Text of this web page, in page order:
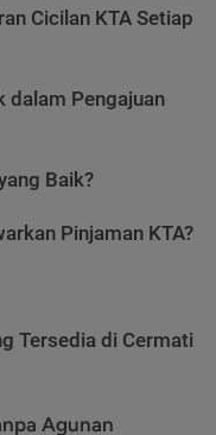
Cicilan KTA Setiap
dalam Pengajuan
Baik?
Pinjaman KTA?
Tersedia di Cermati
Agunan